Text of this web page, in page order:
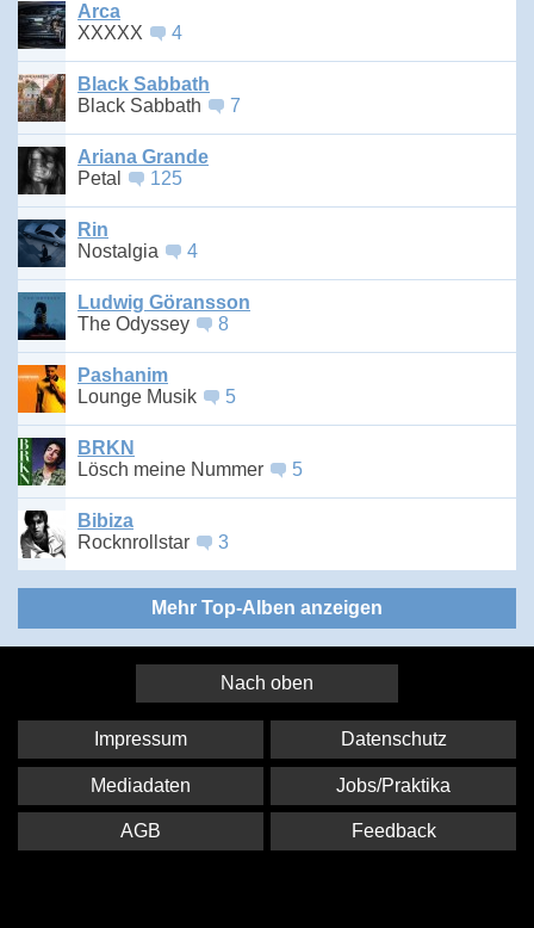
Arca
XXXXX
4
Black Sabbath
Black Sabbath
7
Ariana Grande
Petal
125
Rin
Nostalgia
4
Ludwig Göransson
The Odyssey
8
Pashanim
Lounge Musik
5
BRKN
Lösch meine Nummer
5
Bibiza
Rocknrollstar
3
Mehr Top-Alben anzeigen
Nach oben
Impressum Datenschutz
Mediadaten Jobs/Praktika
AGB Feedback